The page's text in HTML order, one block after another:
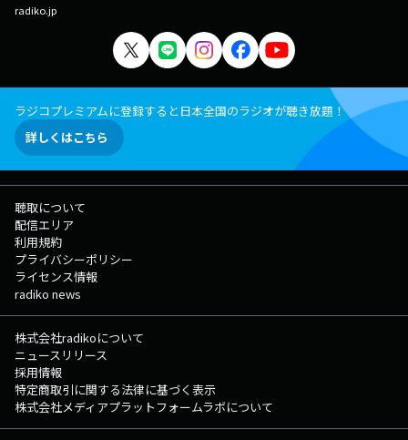
radiko.jp
ラジコプレミアムに登録すると日本全国のラジオが聴き放題！
詳しくはこちら
聴取について
配信エリア
利用規約
プライバシーポリシー
ライセンス情報
radiko news
株式会社radikoについて
ニュースリリース
採用情報
特定商取引に関する法律に基づく表示
株式会社メディアプラットフォームラボについて